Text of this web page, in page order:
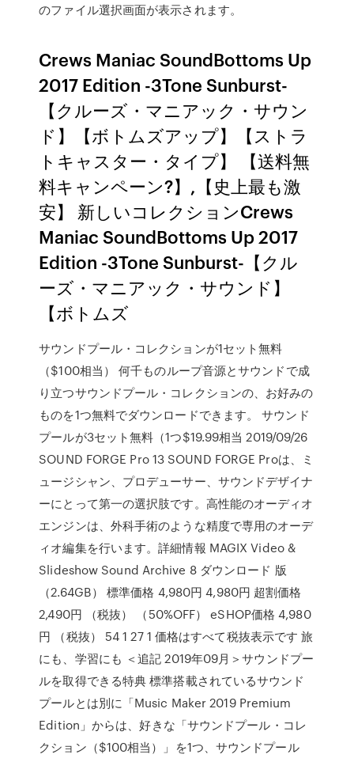
のファイル選択画面が表示されます。
Crews Maniac SoundBottoms Up
2017 Edition -3Tone Sunburst-
【クルーズ・マニアック・サウン
ド】【ボトムズアップ】【ストラ
トキャスター・タイプ】 【送料無
料キャンペーン?】,【史上最も激
安】 新しいコレクションCrews
Maniac SoundBottoms Up 2017
Edition -3Tone Sunburst-【クル
ーズ・マニアック・サウンド】
【ボトムズ
サウンドプール・コレクションが1セット無料
（$100相当） 何千ものループ音源とサウンドで成
り立つサウンドプール・コレクションの、お好みの
ものを1つ無料でダウンロードできます。 サウンド
プールが3セット無料（1つ$19.99相当 2019/09/26
SOUND FORGE Pro 13 SOUND FORGE Proは、ミ
ュージシャン、プロデューサー、サウンドデザイナ
ーにとって第一の選択肢です。高性能のオーディオ
エンジンは、外科手術のような精度で専用のオーデ
ィオ編集を行います。詳細情報 MAGIX Video &
Slideshow Sound Archive 8 ダウンロード 版
（2.64GB） 標準価格 4,980円 4,980円 超割価格
2,490円 （税抜） （50%OFF） eSHOP価格 4,980
円 （税抜） 54 1 27 1 価格はすべて税抜表示です 旅
にも、学習にも ＜追記 2019年09月＞サウンドプー
ルを取得できる特典 標準搭載されているサウンド
プールとは別に「Music Maker 2019 Premium
Edition」からは、好きな「サウンドプール・コレ
クション（$100相当）」を1つ、サウンドプール